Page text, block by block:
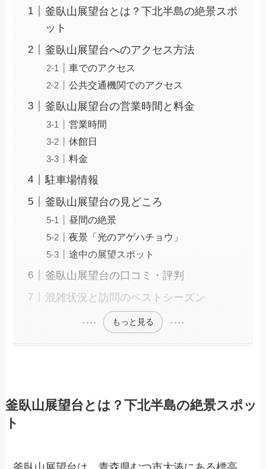
釜臥山展望台とは？下北半島の絶景スポ
ット
釜臥山展望台へのアクセス方法
車でのアクセス
公共交通機関でのアクセス
釜臥山展望台の営業時間と料金
営業時間
休館日
料金
駐車場情報
釜臥山展望台の見どころ
昼間の絶景
夜景「光のアゲハチョウ」
途中の展望スポット
釜臥山展望台の口コミ・評判
混雑状況と訪問のベストシーズン
もっと見る
釜臥山展望台とは？下北半島の絶景スポッ
ト